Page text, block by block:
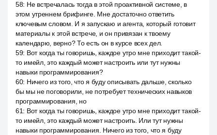
58: Не встречалась тогда в этой проактивной системе, в
этом утреннем брифинге. Мне достаточно ответить
ключевым словом. И я запускаю и агента, который готовит
материалы к этой встрече, и он привязан к твоему
календарю, верно? То есть он в курсе всех дел.
59: Вот когда ты говоришь, каждое утро мне приходит такой-
то имейл, это каждый может настроить или тут нужны
навыки программирования?
60: Ничего из того, что я буду описывать дальше, сколько
бы мы не поговорили, не потребует технических навыков
программирования, но
61: Вот когда ты говоришь, каждое утро мне приходит такой-
то имейл, это каждый может настроить. Или тут нужны
навыки программирования. Ничего из того, что я буду